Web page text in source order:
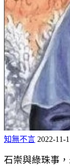
知無不言 2022-11-
石崇與綠珠事